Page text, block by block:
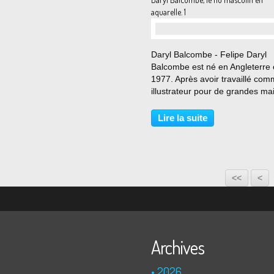
aquarelle. 1
Daryl Balcombe - Felipe Daryl
Balcombe est né en Angleterre
1977. Après avoir travaillé
illustrateur pour de grandes
beaux-arts. Son travail a été
dans de nombreuses
Lire la suite
<< <
Archives